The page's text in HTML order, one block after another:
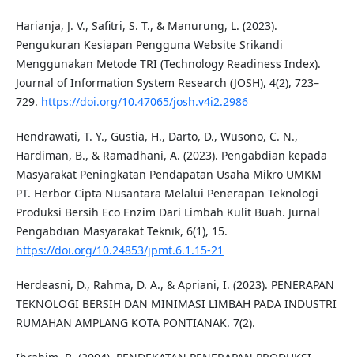
Harianja, J. V., Safitri, S. T., & Manurung, L. (2023).
Pengukuran Kesiapan Pengguna Website Srikandi
Menggunakan Metode TRI (Technology Readiness Index).
Journal of Information System Research (JOSH), 4(2), 723–
729. https://doi.org/10.47065/josh.v4i2.2986
Hendrawati, T. Y., Gustia, H., Darto, D., Wusono, C. N.,
Hardiman, B., & Ramadhani, A. (2023). Pengabdian kepada
Masyarakat Peningkatan Pendapatan Usaha Mikro UMKM
PT. Herbor Cipta Nusantara Melalui Penerapan Teknologi
Produksi Bersih Eco Enzim Dari Limbah Kulit Buah. Jurnal
Pengabdian Masyarakat Teknik, 6(1), 15.
https://doi.org/10.24853/jpmt.6.1.15-21
Herdeasni, D., Rahma, D. A., & Apriani, I. (2023). PENERAPAN
TEKNOLOGI BERSIH DAN MINIMASI LIMBAH PADA INDUSTRI
RUMAHAN AMPLANG KOTA PONTIANAK. 7(2).